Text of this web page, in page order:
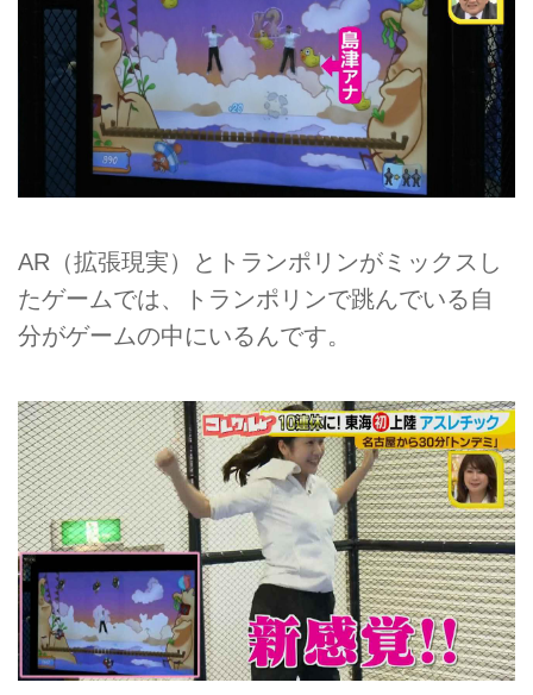
AR（拡張現実）とトランポリンがミックスし
たゲームでは、トランポリンで跳んでいる自
分がゲームの中にいるんです。